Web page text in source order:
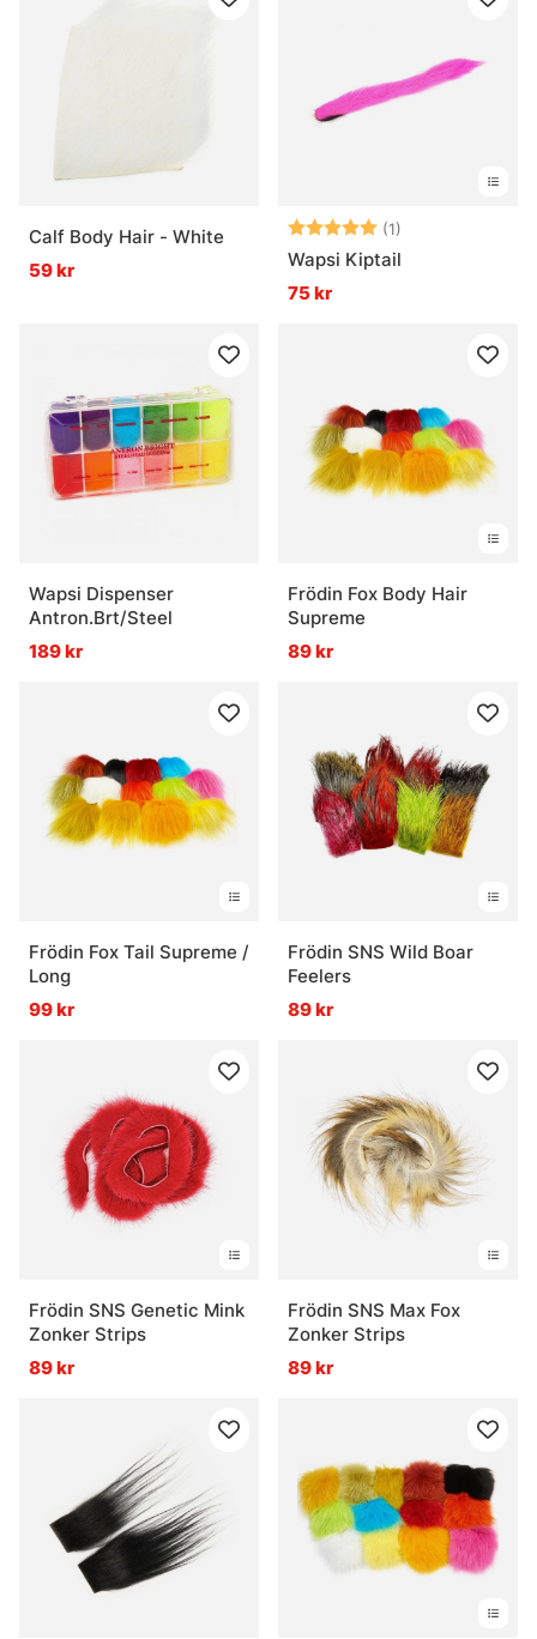
Calf Body Hair - White
59 kr
Betyg: (1)
Wapsi Kiptail
75 kr
Wapsi Dispenser
Antron.Brt/Steel
189 kr
Frödin Fox Body Hair
Supreme
89 kr
Frödin Fox Tail Supreme /
Long
99 kr
Frödin SNS Wild Boar
Feelers
89 kr
Frödin SNS Genetic Mink
Zonker Strips
89 kr
Frödin SNS Max Fox
Zonker Strips
89 kr